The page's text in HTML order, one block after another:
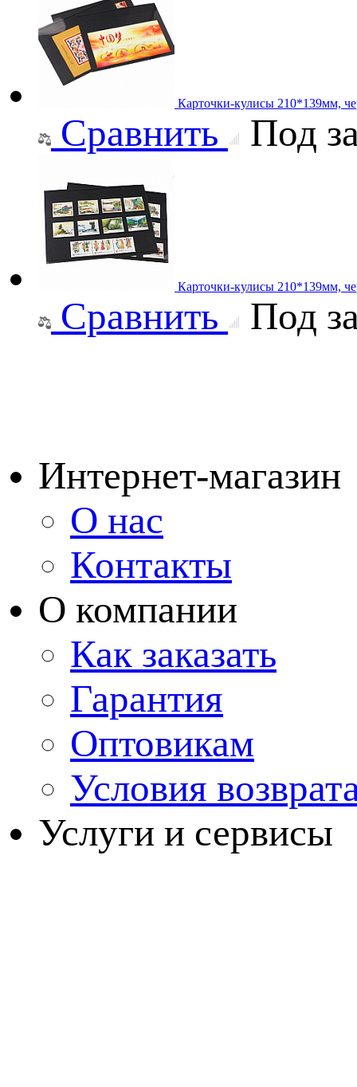
Карточки-кулисы 210*139мм,
Сравнить Под
Карточки-кулисы 210*139мм,
Сравнить Под
Интернет-магазин
О нас
Контакты
О компании
Как заказать
Гарантия
Оптовикам
Условия
Услуги и сервисы